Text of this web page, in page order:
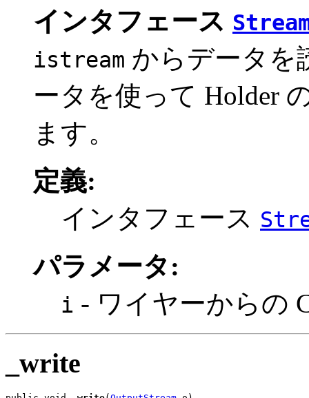
インタフェース
istream からデータを
ータを使って Holder
ます。
定義:
インタフェース
パラメータ:
i - ワイヤーからの
_write